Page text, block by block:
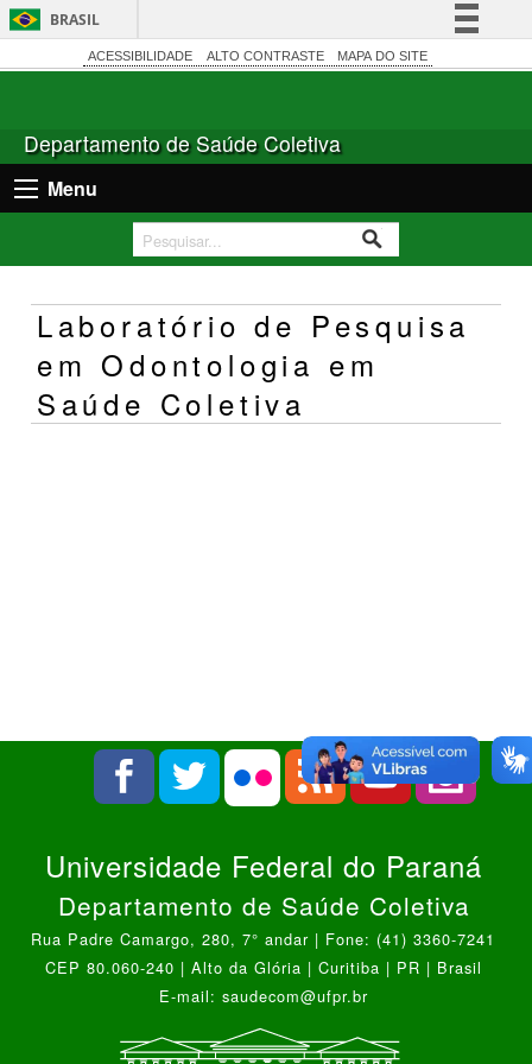
BRASIL
Simplifique!
Acesso à informação
Canais
ACESSIBILIDADE ALTO CONTRASTE MAPA DO SITE
Departamento de Saúde Coletiva
Menu
Laboratório de Pesquisa
em Odontologia em
Saúde Coletiva
Universidade Federal do Paraná
Departamento de Saúde Coletiva
Rua Padre Camargo, 280, 7° andar | Fone: (41) 3360-7241
CEP 80.060-240 | Alto da Glória | Curitiba | PR | Brasil
E-mail: saudecom@ufpr.br